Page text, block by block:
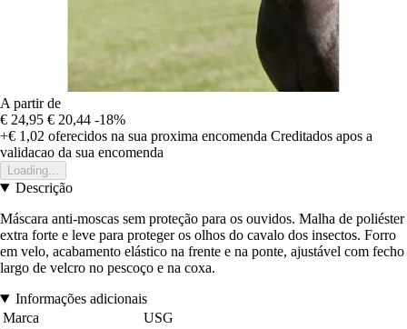
A partir de
€ 24,95 € 20,44 -18%
+€ 1,02 oferecidos na sua proxima encomenda Creditados apos a
validacao da sua encomenda
Loading...
Descrição
Máscara anti-moscas sem proteção para os ouvidos. Malha de poliéster
extra forte e leve para proteger os olhos do cavalo dos insectos. Forro
em velo, acabamento elástico na frente e na ponte, ajustável com fecho
largo de velcro no pescoço e na coxa.
Informações adicionais
Marca
USG